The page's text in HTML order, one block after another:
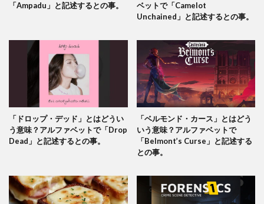
「Ampadu」と記述するとの事。
ベットで「Camelot
Unchained」と記述するとの事。
「ドロップ・デッド」とはどうい
う意味？アルファベットで「Drop
Dead」と記述するとの事。
「ベルモンド・カース」とはどう
いう意味？アルファベットで
「Belmont’s Curse」と記述する
との事。